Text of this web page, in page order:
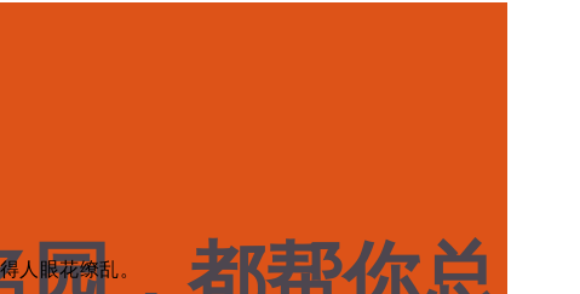
人眼花缭乱。